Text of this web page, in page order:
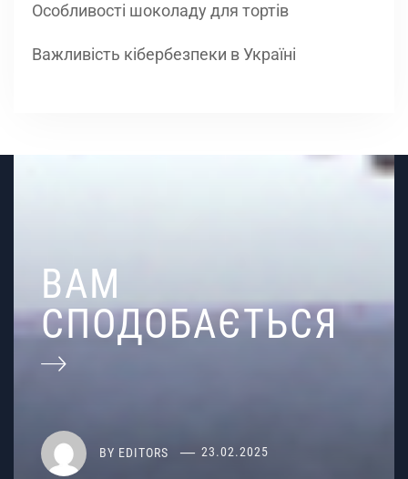
Особливості шоколаду для тортів
Важливість кібербезпеки в Україні
ВАМ
СПОДОБАЄТЬСЯ
BY EDITORS 23.02.2025